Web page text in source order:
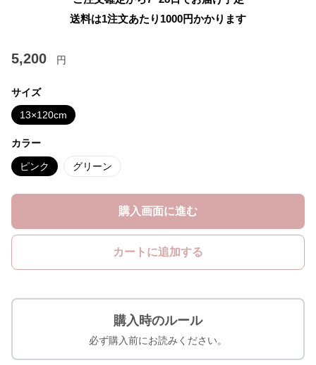
送料は1注文あたり 1000円かかります
5,200 円
サイズ
13×120cm
カラー
ピンク グリーン
購入画面に進む
カートに追加する
購入時のルール
必ず購入前にお読みください。